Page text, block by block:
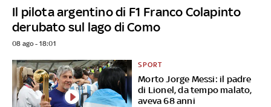
Il pilota argentino di F1 Franco Colapinto
derubato sul lago di Como
08 ago - 18:01
Morto Jorge Messi: il padre
di Lionel, da tempo malato,
aveva 68 anni
SPORT